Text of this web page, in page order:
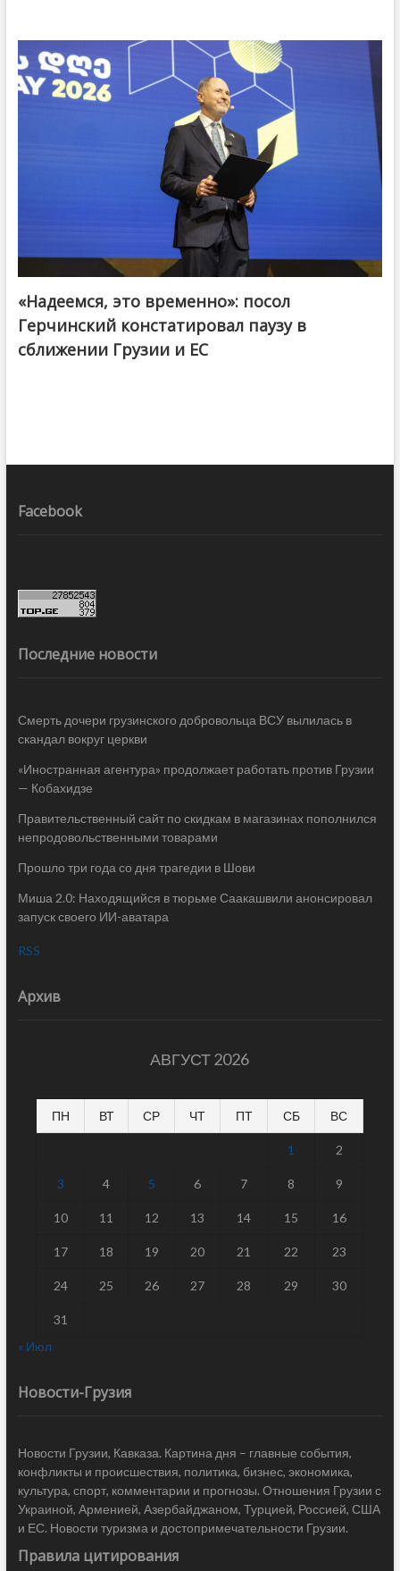
«Надеемся, это временно»: посол
Герчинский констатировал паузу в
сближении Грузии и ЕС
Facebook
Последние новости
Смерть дочери грузинского добровольца ВСУ вылилась в
скандал вокруг церкви
«Иностранная агентура» продолжает работать против Грузии
— Кобахидзе
Правительственный сайт по скидкам в магазинах пополнился
непродовольственными товарами
Прошло три года со дня трагедии в Шови
Миша 2.0: Находящийся в тюрьме Саакашвили анонсировал
запуск своего ИИ-аватара
RSS
Архив
АВГУСТ 2026
ПН ВТ СР ЧТ ПТ СБ ВС
1 2
3 4 5 6 7 8 9
10 11 12 13 14 15 16
17 18 19 20 21 22 23
24 25 26 27 28 29 30
31
« Июл
Новости-Грузия
Новости Грузии, Кавказа. Картина дня – главные события,
конфликты и происшествия, политика, бизнес, экономика,
культура, спорт, комментарии и прогнозы. Отношения Грузии с
Украиной, Арменией, Азербайджаном, Турцией, Россией, США
и ЕС. Новости туризма и достопримечательности Грузии.
Правила цитирования